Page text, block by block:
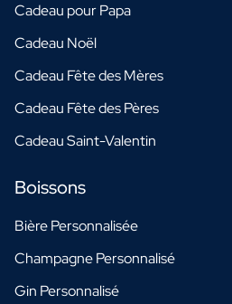
Cadeau pour Papa
Cadeau Noël
Cadeau Fête des Mères
Cadeau Fête des Pères
Cadeau Saint-Valentin
Boissons
Bière Personnalisée
Champagne Personnalisé
Gin Personnalisé